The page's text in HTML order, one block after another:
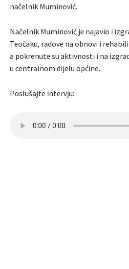
načelnik Muminović.
Načelnik Muminović je najavio i
Teočaku, radove na obnovi i
a pokrenute su aktivnosti i na
u centralnom dijelu općine.
Poslušajte intervju: